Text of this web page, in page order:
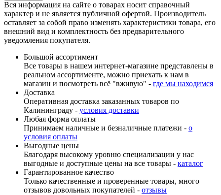
Вся информация на сайте о товарах носит справочный
характер и не является публичной офертой. Производитель
оставляет за собой право изменять характеристики товара, его
внешний вид и комплектность без предварительного
уведомления покупателя.
Большой ассортимент
Все товары в нашем интернет-магазине представлены в
реальном ассортименте, можно приехать к нам в
магазин и посмотреть всё "вживую" - где мы находимся
Доставка
Оперативная доставка заказанных товаров по
Калининграду - условия доставки
Любая форма оплаты
Принимаем наличные и безналичные платежи - о
условия оплаты
Выгодные цены
Благодаря высокому уровню специализации у нас
выгодные и доступные цены на все товары - каталог
Гарантированное качество
Только качественные и проверенные товары, много
отзывов довольных покупателей - отзывы